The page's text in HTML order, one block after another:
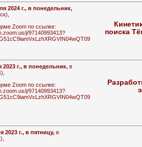
2024 г., в понедельник,
Zoom по ссылке:
j/97140993413?
поиска
2023 г., в понедельник, в
Zoom по ссылке:
j/97140993413?
2023 г., в пятницу, в